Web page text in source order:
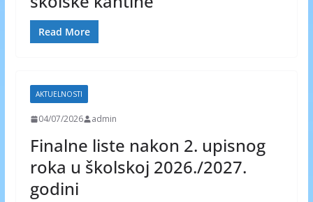
Read More
AKTUELNOSTI
04/07/2026 admin
Finalne liste nakon 2. upisnog
roka u školskoj 2026./2027.
godini